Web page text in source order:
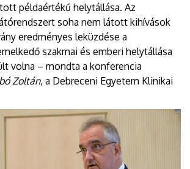
példaértékű helytállása. Az
soha nem látott kihívások
eredményes leküzdése a
szakmai és emberi helytállása
volna – mondta a konferencia
Zoltán, a Debreceni Egyetem Klinikai